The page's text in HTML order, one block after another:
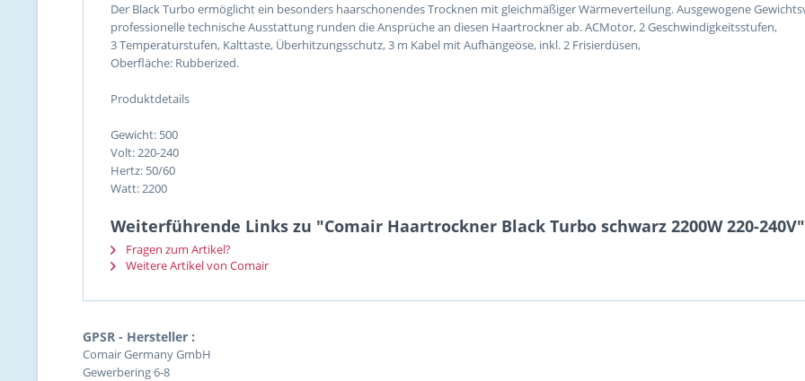
Der Black Turbo ermöglicht ein besonders haarschonendes Trocknen mit gleichmäßiger Wärmeverteilung. Ausgewogene
professionelle technische Ausstattung runden die Ansprüche an diesen Haartrockner ab. ACMotor, 2 Geschwindigkeitsstufen,
3 Temperaturstufen, Kalttaste, Überhitzungsschutz, 3 m Kabel mit Aufhängeöse, inkl. 2 Frisierdüsen,
Oberfläche: Rubberized.
Produktdetails
Gewicht: 500
Volt: 220-240
Hertz: 50/60
Watt: 2200
Weiterführende Links zu "Comair Haartrockner Black Turbo schwarz 2200W 220-240V"
Fragen zum Artikel?
Weitere Artikel von Comair
GPSR - Hersteller :
Comair Germany GmbH
Gewerbering 6-8